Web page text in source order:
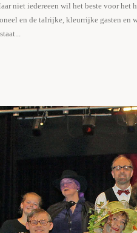
niet iedereeen wil het beste voor het
en de talrijke, kleurrijke gasten